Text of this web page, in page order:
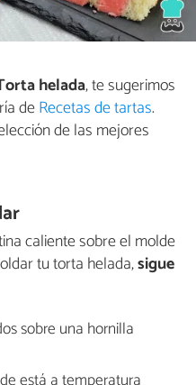
helada, te sugerimos
deRecetas de tartas.
de las mejores
caliente sobre el molde
tu torta helada,sigue
sobre una hornilla